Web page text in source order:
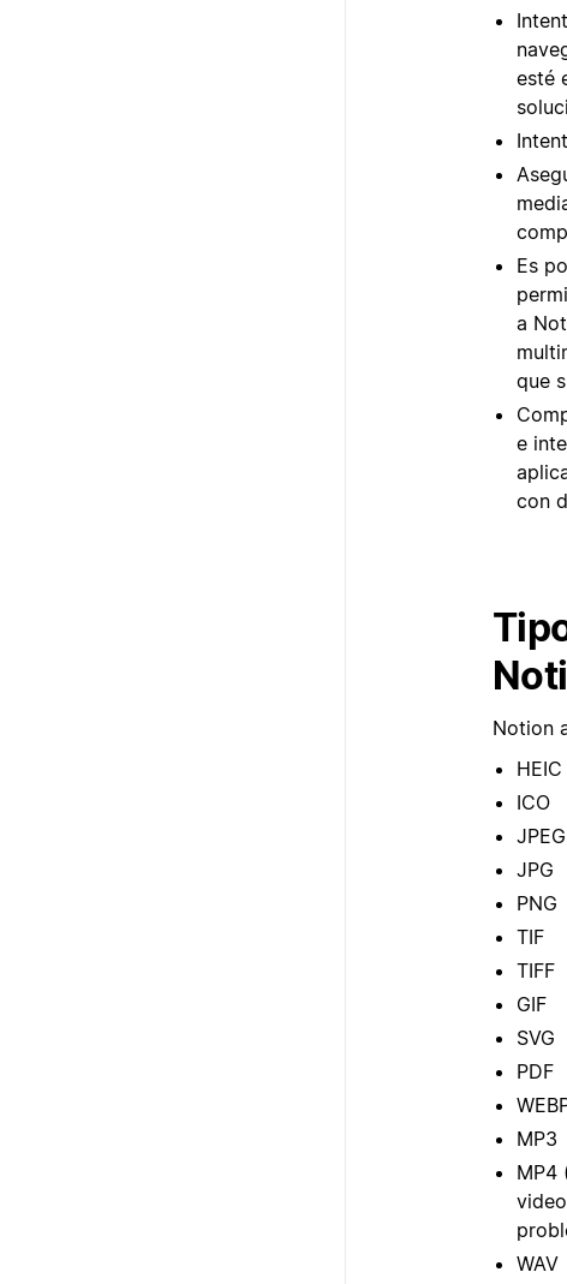
esté
Es
a
que
e
con
Notion
HEIC
ICO
JPEG
JPG
PNG
TIF
TIFF
GIF
SVG
PDF
MP3
MP4
WAV